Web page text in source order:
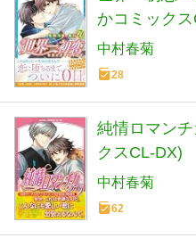
かコミック
中村春菊
28
純情ロマン
クスCL-DX)
中村春菊
62